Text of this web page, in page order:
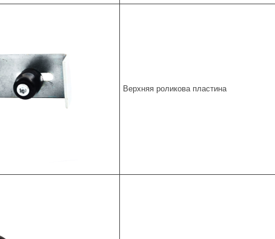
Верхняя роликова пластина